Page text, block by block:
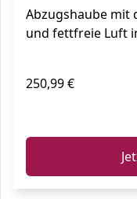
Abzugshaube mit
und fettfreie Luft
250,99 €